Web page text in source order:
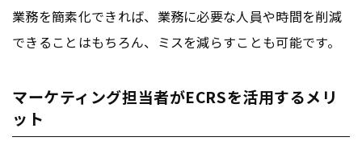
業務を簡素化できれば、業務に必要な人員や時間を削減
できることはもちろん、ミスを減らすことも可能です。
マーケティング担当者がECRSを活用するメリ
ット